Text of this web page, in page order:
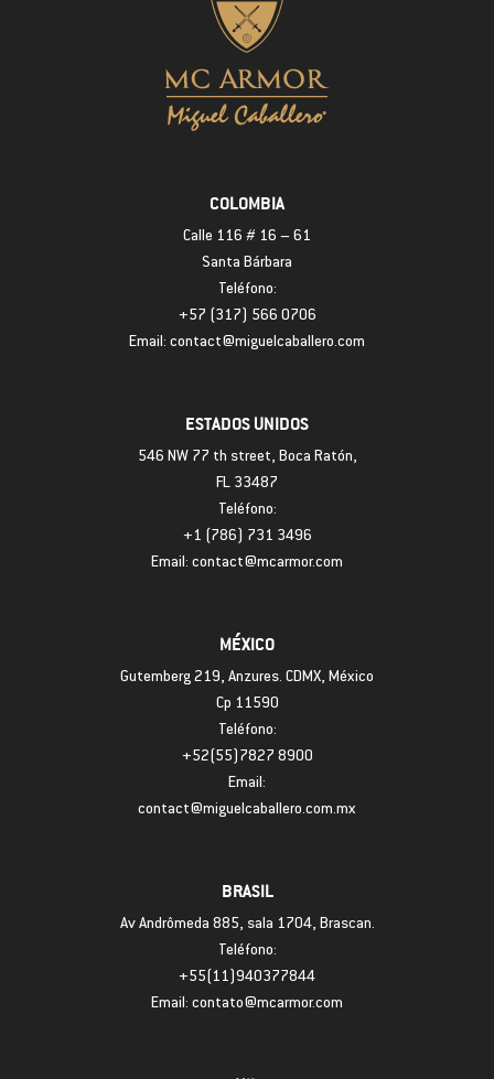
COLOMBIA
Calle 116 # 16 – 61
Santa Bárbara
Teléfono:
+57 (317) 566 0706
Email: contact@miguelcaballero.com
ESTADOS UNIDOS
546 NW 77 th street, Boca Ratón,
FL 33487
Teléfono:
+1 (786) 731 3496
Email: contact@mcarmor.com
MÉXICO
Gutemberg 219, Anzures. CDMX, México
Cp 11590
Teléfono:
+52(55)7827 8900
Email:
contact@miguelcaballero.com.mx
BRASIL
Av Andrômeda 885, sala 1704, Brascan.
Teléfono:
+55(11)940377844
Email: contato@mcarmor.com